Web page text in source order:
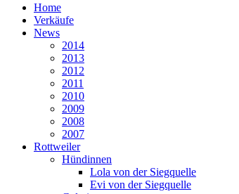
Home
Verkäufe
News
2014
2013
2012
2011
2010
2009
2008
2007
Rottweiler
Hündinnen
Lola von der Siegquelle
Evi von der Siegquelle